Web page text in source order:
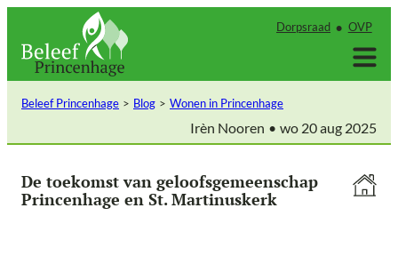
inhoud
Dorpsraad OVP
Beleef Princenhage Blog Wonen in Princenhage
Irèn Nooren wo 20 aug 2025
De toekomst van geloofsgemeenschap
Princenhage en St. Martinuskerk